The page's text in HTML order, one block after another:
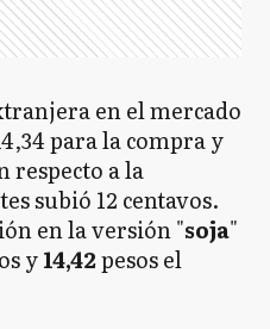
en el mercado
para la compra y
respecto a la
subió 12 centavos.
en la versión "soja"
y14,42pesos el